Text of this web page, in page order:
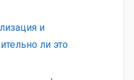
и
ли это